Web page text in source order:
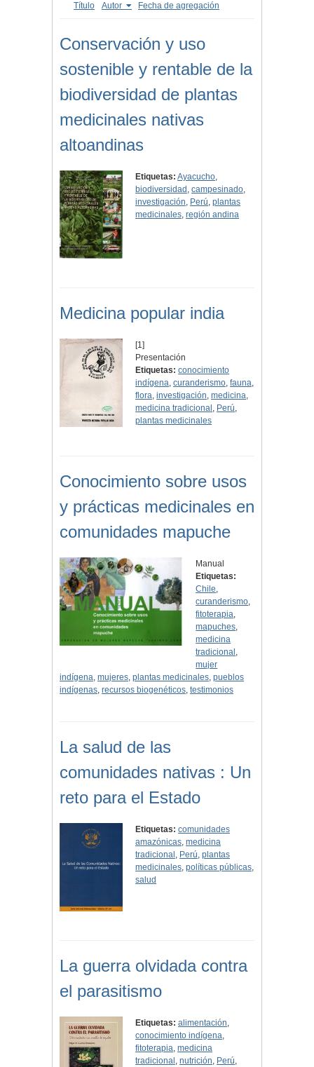
Título
Autor Fecha de agregación
Conservación y uso
sostenible y rentable de la
biodiversidad de plantas
medicinales nativas
altoandinas
Etiquetas: Ayacucho,
biodiversidad ,campesinado,
investigación, Perú,plantas
medicinales,región andina
Medicina popular india
[1]
Presentación
Etiquetas: conocimiento
indígena,curanderismo,fauna,
flora,investigación,medicina,
medicina tradicional , Perú,
plantas medicinales
Conocimiento sobre usos
y prácticas medicinales en
comunidades mapuche
Manual
Etiquetas:
Chile,
curanderismo,
fitoterapia,
mapuches,
medicina
tradicional ,
mujer
indígena, mujeres, plantas medicinales, pueblos
indígenas, recursos biogenéticos, testimonios
La salud de las
comunidades nativas : Un
reto para el Estado
Etiquetas: comunidades
amazónicas,medicina
tradicional , Perú,plantas
medicinales,políticas públicas,
salud
La guerra olvidada contra
el parasitismo
Etiquetas: alimentación,
conocimiento indígena,
fitoterapia,medicina
tradicional ,nutrición, Perú,